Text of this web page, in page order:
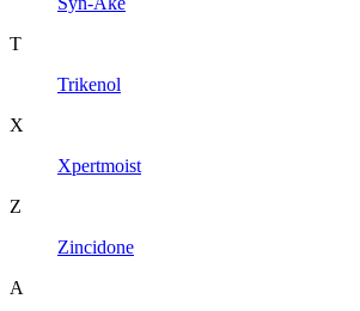
T
Trikenol
X
Xpertmoist
Z
Zincidone
А